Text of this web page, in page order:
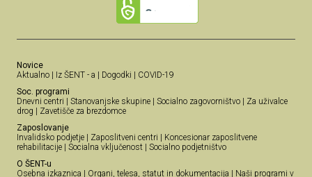
Novice
Aktualno | Iz ŠENT - a | Dogodki | COVID-19
Soc. programi
Dnevni centri | Stanovanjske skupine | Socialno zagovorništvo | Za uživalce
drog | Zavetišče za brezdomce
Zaposlovanje
Invalidsko podjetje | Zaposlitveni centri | Koncesionar zaposlitvene
rehabilitacije | Socialna vključenost | Socialno podjetništvo
O ŠENT-u
Osebna izkaznica | Organi, telesa, statut in dokumentacija | Naši programi v